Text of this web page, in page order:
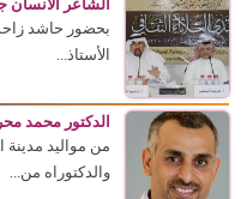
الشاعر الانسان
بحضور حاشد
الأستاذ...
الدكتور محمد
من مواليد
والدكتوراه من...